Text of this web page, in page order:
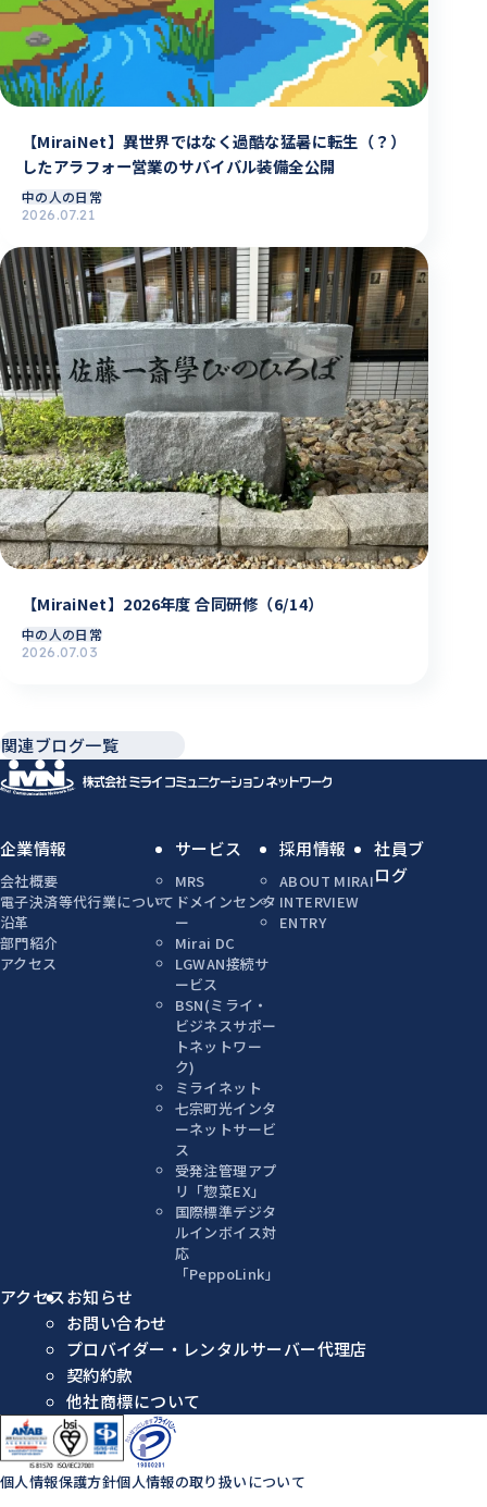
【MiraiNet】異世界ではなく過酷な猛暑に転生（？）
したアラフォー営業のサバイバル装備全公開
中の人の日常
2026.07.21
【MiraiNet】2026年度 合同研修（6/14）
中の人の日常
2026.07.03
関連ブログ一覧
企業情報
会社概要
電子決済等代行業について
沿革
部門紹介
アクセス
サービス
MRS
ドメインセンタ
ー
Mirai DC
LGWAN接続サ
ービス
BSN(ミライ・
ビジネスサポー
トネットワー
ク)
ミライネット
七宗町光インタ
ーネットサービ
ス
受発注管理アプ
リ「惣菜EX」
国際標準デジタ
ルインボイス対
応
「PeppoLink」
採用情報
ABOUT MIRAI
INTERVIEW
ENTRY
社員ブ
ログ
アクセスお知らせ
お問い合わせ
プロバイダー・レンタルサーバー代理店
契約約款
他社商標について
個人情報保護方針個人情報の取り扱いについて